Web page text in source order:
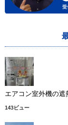
エアコン室外機の
143ビュー